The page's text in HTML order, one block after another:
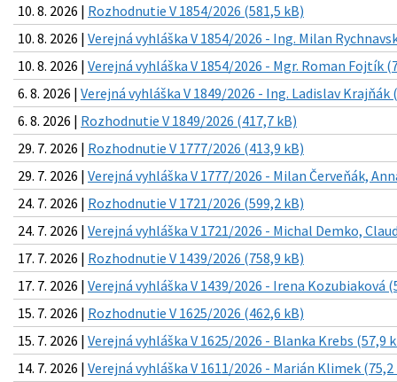
10. 8. 2026 | Rozhodnutie V 1854/2026 (581,5 kB)
10. 8. 2026 | Verejná vyhláška V 1854/2026 - Ing. Milan
10. 8. 2026 | Verejná vyhláška V 1854/2026 - Mgr. Roman Fojtík
6. 8. 2026 | Verejná vyhláška V 1849/2026 - Ing. Ladislav Krajňák
6. 8. 2026 | Rozhodnutie V 1849/2026 (417,7 kB)
29. 7. 2026 | Rozhodnutie V 1777/2026 (413,9 kB)
29. 7. 2026 | Verejná vyhláška V 1777/2026 - Milan Červeňák,
24. 7. 2026 | Rozhodnutie V 1721/2026 (599,2 kB)
24. 7. 2026 | Verejná vyhláška V 1721/2026 - Michal Demko,
17. 7. 2026 | Rozhodnutie V 1439/2026 (758,9 kB)
17. 7. 2026 | Verejná vyhláška V 1439/2026 - Irena Kozubiaková
15. 7. 2026 | Rozhodnutie V 1625/2026 (462,6 kB)
15. 7. 2026 | Verejná vyhláška V 1625/2026 - Blanka Krebs (57,9
14. 7. 2026 | Verejná vyhláška V 1611/2026 - Marián Klimek (75,2